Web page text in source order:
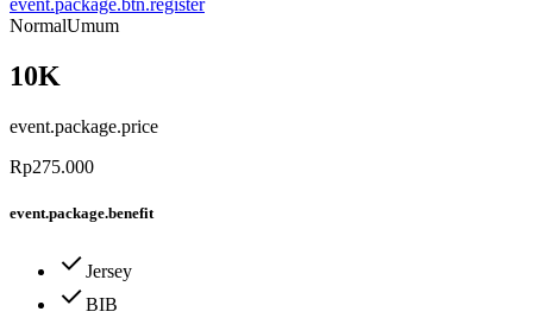
NormalUmum
10K
event.package.price
Rp275.000
event.package.benefit
Jersey
BIB